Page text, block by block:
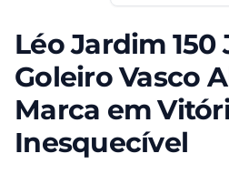
Léo Jardim 150
Goleiro Vasco
Marca em
Inesquecível